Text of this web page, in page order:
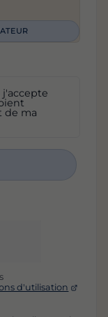
de ma
d'utilisation